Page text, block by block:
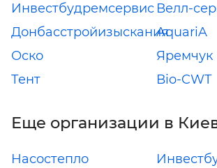
Инвестбудремсервис Велл-
ДонбасстройизысканияAquariA
Оско
Яремчук
Тент
Вio-CWT
Еще организации в
Насостепло